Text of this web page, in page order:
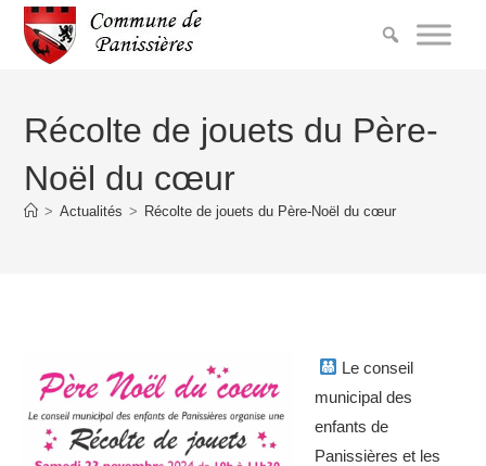
Récolte de jouets du Père-
Noël du cœur
> Actualités > Récolte de jouets du Père-Noël du cœur
Le conseil
municipal des
enfants de
Panissières et les